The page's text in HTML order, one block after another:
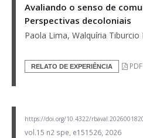
Avaliando o senso de
Perspectivas decoloniais
Paola Lima, Walquíria
RELATO DE EXPERIÊNCIA PDF
https://doi.org/10.4322/
vol.15 n2 spe, e151526, 2026